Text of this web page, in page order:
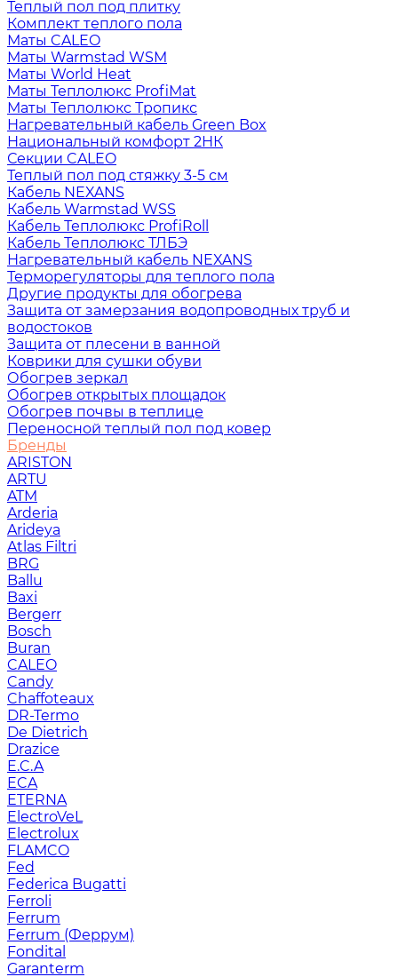
Теплый пол под плитку
Комплект теплого пола
Маты CALEO
Маты Warmstad WSM
Маты World Heat
Маты Теплолюкс ProfiMat
Маты Теплолюкс Тропикс
Нагревательный кабель Green Box
Национальный комфорт 2НК
Секции CALEO
Теплый пол под стяжку 3-5 см
Кабель NEXANS
Кабель Warmstad WSS
Кабель Теплолюкс ProfiRoll
Кабель Теплолюкс ТЛБЭ
Нагревательный кабель NEXANS
Терморегуляторы для теплого пола
Другие продукты для обогрева
Защита от замерзания водопроводных труб и
водостоков
Защита от плесени в ванной
Коврики для сушки обуви
Обогрев зеркал
Обогрев открытых площадок
Обогрев почвы в теплице
Переносной теплый пол под ковер
Бренды
ARISTON
ARTU
ATM
Arderia
Arideya
Atlas Filtri
BRG
Ballu
Baxi
Bergerr
Bosch
Buran
CALEO
Candy
Chaffoteaux
DR-Termo
De Dietrich
Drazice
E.C.A
ECA
ETERNA
ElectroVeL
Electrolux
FLAMCO
Fed
Federica Bugatti
Ferroli
Ferrum
Ferrum (Феррум)
Fondital
Garanterm